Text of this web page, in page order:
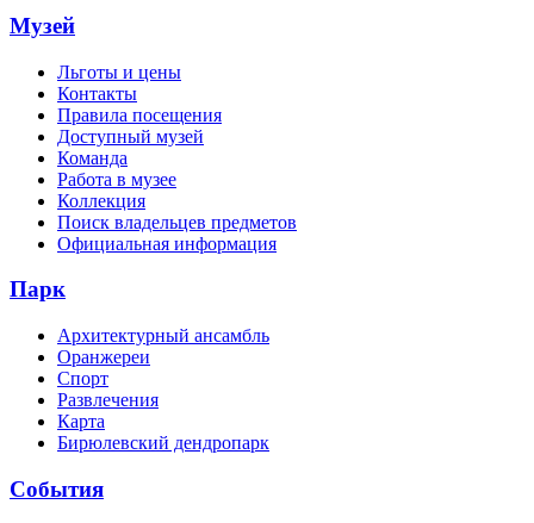
Музей
Льготы и цены
Контакты
Правила посещения
Доступный музей
Команда
Работа в музее
Коллекция
Поиск владельцев предметов
Официальная информация
Парк
Архитектурный ансамбль
Оранжереи
Спорт
Развлечения
Карта
Бирюлевский дендропарк
События